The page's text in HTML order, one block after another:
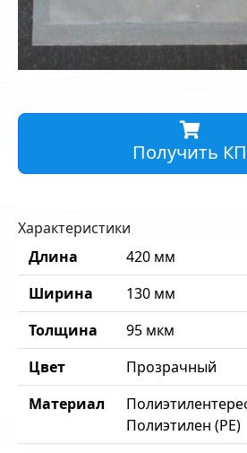
Получить КП
Характеристики
Длина
420 мм
Ширина
130 мм
Толщина
95 мкм
Цвет
Прозрачный
Материал
Полиэтилен (PE)